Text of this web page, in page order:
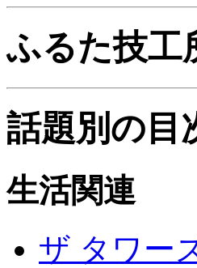
ふるた技工
話題別の目
生活関連
ザ タワー